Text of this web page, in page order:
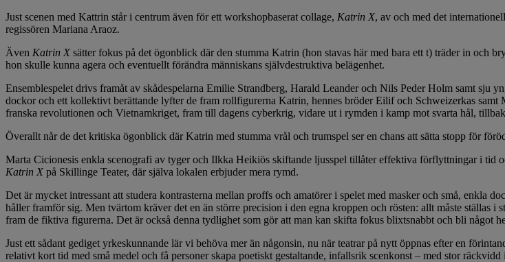
Just scenen med Kattrin står i centrum även för ett workshopbaserat collage, Katrin X, av och med det
regissören Mariana Araoz.
Även Katrin X sätter fokus på det ögonblick där den stumma Katrin (hon stavas här med bara ett t) träder in och
hon skulle kunna agera och eventuellt förändra människans självdestruktiva belägenhet.
Ensemblespelet drivs framåt av skådespelarna Emilie Strandberg, Harald Leander och Nils Peder Holm samt sju
dockor och ett kollektivt berättande lyfter de fram rollfigurerna Katrin, hennes bröder Eilif och Schweizerkas
franska revolutionen och Vietnamkriget, fram till dagens cyberkrig, vidare ut i rymden i kamp mot svarta hål,
Överallt når de det kritiska ögonblick där Katrin med stumma vrål och trumspel ser en chans att sätta stopp för
Marta Cicionesis enkla scenografi av tyger och Ilkka Heikiös skiftande ljusspel tillåter effektiva förflyttningar i tid
Katrin X på Skillinge Teater, där själva lokalen erbjuder mera rymd.
Det är mycket intressant att studera kontrasterna mellan proffs och amatörer i spelet med masker och små, enkla
håller framför sig. Men tvärtom kräver det en än större precision i den egna kroppen och rösten: allt måste ställas i
fram de fiktiva figurerna. Det är också denna tydlighet som gör att man kan skifta fokus blixtsnabbt och bli något
Just ett sådant gediget yrkeskunnande lär vi behöva mer än någonsin, nu när teatrar på nytt öppnas efter en
relativt kort tid med små medel och få personer skapa poetiskt gestaltande, infallsrik scenkonst – med stor